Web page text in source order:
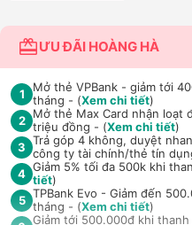
ƯU ĐÃI HOÀNG HÀ
1
Mở thẻ VPBank - giảm tới
tháng - (Xem chi tiết)
2 Mở thẻ Max Card nhận loạt
triệu đồng - (Xem chi tiết)
3 Trả góp 4 không, duyệt
công ty tài chính/thẻ tín
4 Giảm 5% tối đa 500k khi
tiết)
5 TPBank Evo - Giảm đến
tháng - (Xem chi tiết)
Giảm tới 500.000đ khi